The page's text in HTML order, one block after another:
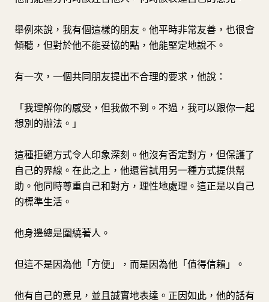
舉例來說，我有個這樣的朋友。他平時非常友善，也很會
傾聽，但對於他不能妥協的點，他能堅定地說不。
有一次，一個共同朋友提出不合理的要求，他說：
「我理解你的感受，但我做不到。不過，我可以跟你一起
想別的辦法。」
這種拒絕方式令人印象深刻。他沒有否定對方，但保護了
自己的界線。在此之上，他還嘗試用另一種方式提供幫
助。他同時尊重自己和對方，理性地處理。這正是以自己
的標準生活。
他身邊總是圍繞著人。
但這不是因為他「方便」，而是因為他「值得信賴」。
他有自己的意見，並且誠實地表達。正因如此，他的話有